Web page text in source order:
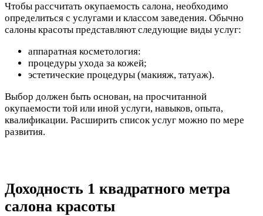
Чтобы рассчитать окупаемость салона, необходимо
определиться с услугами и классом заведения. Обычно
салоны красоты представляют следующие виды услуг:
аппаратная косметология:
процедуры ухода за кожей;
эстетические процедуры (макияж, татуаж).
Выбор должен быть основан, на просчитанной
окупаемости той или иной услуги, навыков, опыта,
квалификации. Расширить список услуг можно по мере
развития.
Доходность 1 квадратного метра
салона красоты